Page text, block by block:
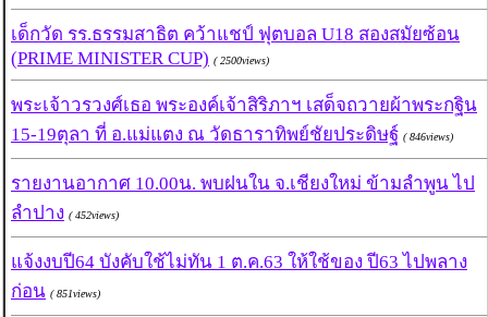
เด็กวัด รร.ธรรมสาธิต คว้าแชป์ ฟุตบอล U18 สองสมัยซ้อน
(PRIME MINISTER CUP) ( 2500views)
พระเจ้าวรวงศ์เธอ พระองค์เจ้าสิริภาฯ เสด็จถวายผ้าพระกฐิน
15-19ตุลา ที่ อ.แม่แตง ณ วัดธาราทิพย์ชัยประดิษฐ์ ( 846views)
รายงานอากาศ 10.00น. พบฝนใน จ.เชียงใหม่ ข้ามลำพูน ไป
ลำปาง ( 452views)
แจ้งงบปี64 บังคับใช้ไม่ทัน 1 ต.ค.63 ให้ใช้ของ ปี63 ไปพลาง
ก่อน ( 851views)